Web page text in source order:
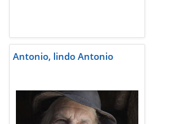
Antonio, lindo Antonio